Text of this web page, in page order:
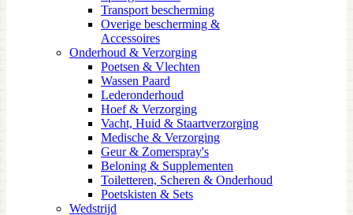
Transport bescherming
Overige bescherming &
Accessoires
Onderhoud & Verzorging
Poetsen & Vlechten
Wassen Paard
Lederonderhoud
Hoef & Verzorging
Vacht, Huid & Staartverzorging
Medische & Verzorging
Geur & Zomerspray's
Beloning & Supplementen
Toiletteren, Scheren & Onderhoud
Poetskisten & Sets
Wedstrijd